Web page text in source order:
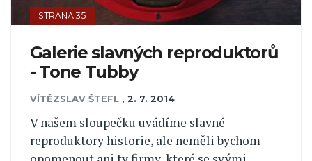
STRANA 35
Galerie slavných reproduktorů
- Tone Tubby
VÍTĚZSLAV ŠTEFL , 2. 7. 2014
V našem sloupečku uvádíme slavné
reproduktory historie, ale neměli bychom